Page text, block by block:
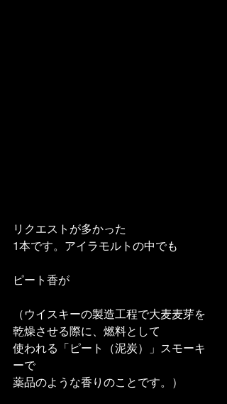
リクエストが多かった
1本です。アイラモルトの中でも
ピート香が
（ウイスキーの製造工程で大麦麦芽を
乾燥させる際に、燃料として
使われる「ピート（泥炭）」スモーキ
ーで
薬品のような香りのことです。）